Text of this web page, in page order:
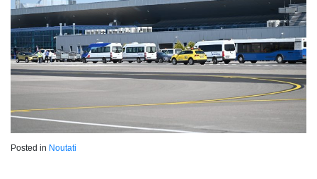
Posted in Noutati